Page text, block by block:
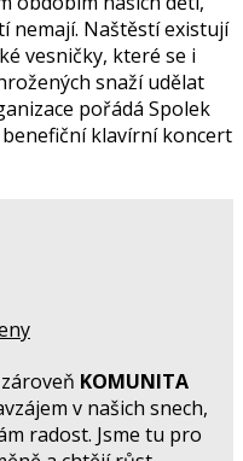
nemají. Naštěstí existují
vesničky, které se i
snaží udělat
pořádá Spolek
klavírní koncert
KOMUNITA
v našich snech,
radost. Jsme tu pro